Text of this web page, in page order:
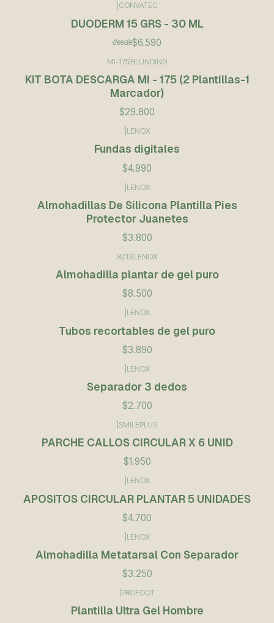
CONVATEC
DUODERM 15 GRS - 30 ML
desde$6.590
MI-175 BLUNDING
KIT BOTA DESCARGA MI - 175 (2 Plantillas-1
Marcador)
$29.800
LENOX
Fundas digitales
$4.990
LENOX
Almohadillas De Silicona Plantilla Pies
Protector Juanetes
$3.800
8213 LENOX
Almohadilla plantar de gel puro
$8.500
LENOX
Tubos recortables de gel puro
$3.890
LENOX
Separador 3 dedos
$2.700
SMILEPLUS
PARCHE CALLOS CIRCULAR X 6 UNID
$1.950
LENOX
APOSITOS CIRCULAR PLANTAR 5 UNIDADES
$4.700
LENOX
Almohadilla Metatarsal Con Separador
$3.250
PROFOOT
Plantilla Ultra Gel Hombre